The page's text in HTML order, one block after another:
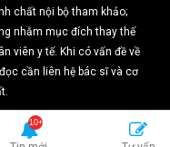
chất nội bộ tham khảo;
nhằm mục đích thay thế
viên y tế. Khi có vấn đề về
cần liên hệ bác sĩ và cơ